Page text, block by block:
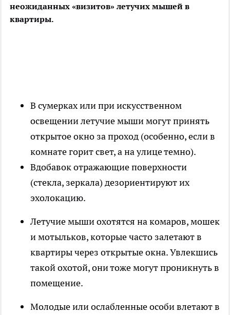
неожиданных «визитов» летучих мышей в
квартиры.
В сумерках или при искусственном
освещении летучие мыши могут принять
открытое окно за проход (особенно, если в
комнате горит свет, а на улице темно).
Вдобавок отражающие поверхности
(стекла, зеркала) дезориентируют их
эхолокацию.
Летучие мыши охотятся на комаров, мошек
и мотыльков, которые часто залетают в
квартиры через открытые окна. Увлекшись
такой охотой, они тоже могут проникнуть в
помещение.
Молодые или ослабленные особи влетают в